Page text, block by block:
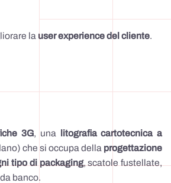
la user experience del cliente.
3G, una
litografia cartotecnica a
che si occupa della progettazione
tipo di packaging, scatole fustellate,
banco.